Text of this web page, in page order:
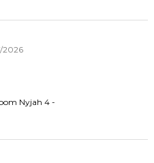
2026
Nyjah 4 -